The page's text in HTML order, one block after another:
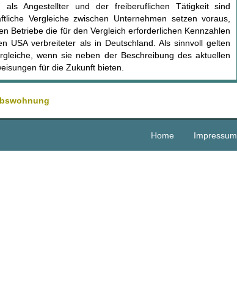
als Angestellter und der freiberuflichen Tätigkeit sind
Vergleiche zwischen Unternehmen setzen voraus,
Betriebe die für den Vergleich erforderlichen Kennzahlen
USA verbreiteter als in Deutschland. Als sinnvoll gelten
wenn sie neben der Beschreibung des aktuellen
für die Zukunft bieten.
Home Impressum